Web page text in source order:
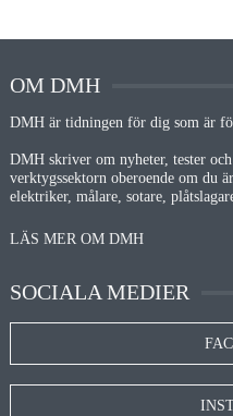
OM DMH
DMH är tidningen för dig som är
DMH skriver om nyheter, tester
verktygssektorn oberoende om du
elektriker, målare, sotare,
LÄS MER OM DMH
SOCIALA MEDIER